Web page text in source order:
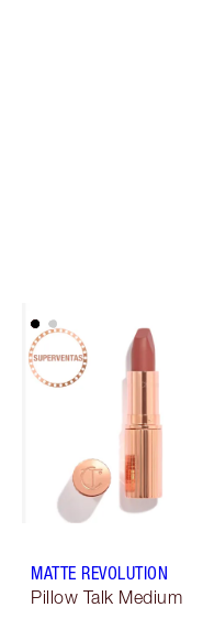
MATTE REVOLUTION
Pillow Talk Medium